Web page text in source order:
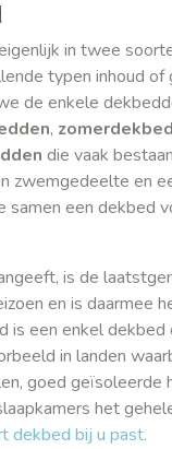
in twee
typen inhoud
de enkele
,
die vaak
zwemgedeelte en
samen een dekbed
is de
en is daarmee
is een enkel
in landen
goed geïsoleerde
het
dekbed bij u past.